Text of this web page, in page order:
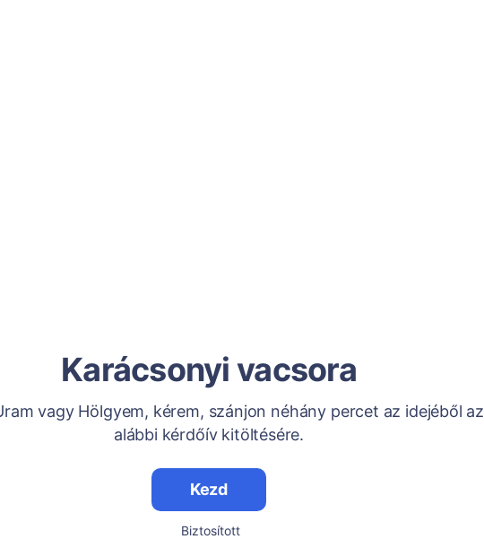
Karácsonyi vacsora
vagy Hölgyem, kérem, szánjon néhány percet az idejéből az
alábbi kérdőív kitöltésére.
Kezd
Biztosított